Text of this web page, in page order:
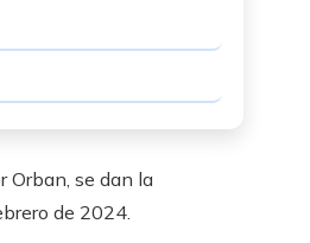
Orban, se dan la
de 2024.